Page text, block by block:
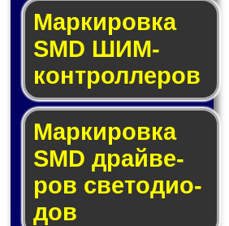
Маркировка
SMD ШИМ-
кон­трол­ле­ров
Маркировка
SMD драй­ве­
ров све­то­ди­о­
дов